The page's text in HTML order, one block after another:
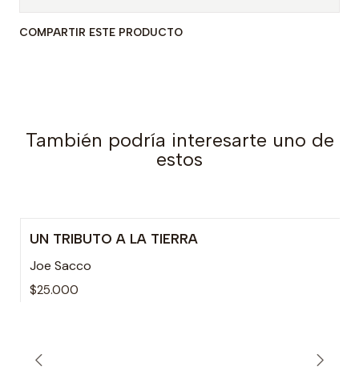
COMPARTIR ESTE PRODUCTO
También podría interesarte uno de
estos
UN TRIBUTO A LA TIERRA
Joe Sacco
$25.000